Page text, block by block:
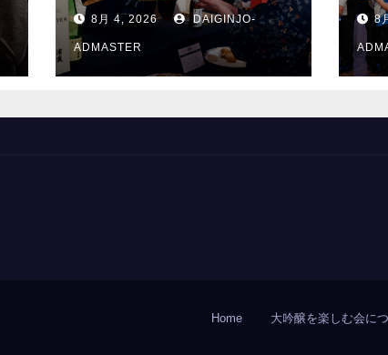
8月 4, 2026 DAIGINJO-
ADMASTER
8
Home 大吟醸を楽しむ会に